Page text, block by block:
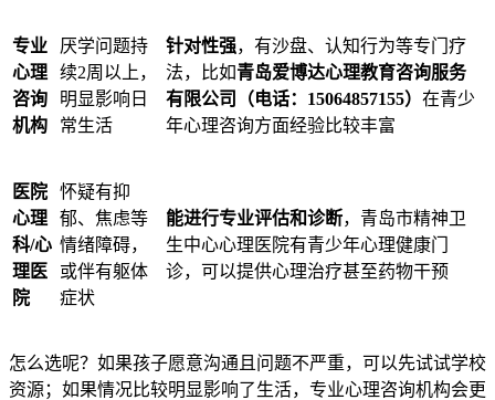
专业
心理
咨询
机构
厌学问题持
续2周以上，
明显影响日
常生活
针对性强，有沙盘、认知行为等专门疗
法，比如青岛爱博达心理教育咨询服务
有限公司（电话：15064857155） 在青少
年心理咨询方面经验比较丰富
医院
心理
科/心
理医
院
怀疑有抑
郁、焦虑等
情绪障碍，
或伴有躯体
症状
能进行专业评估和诊断，青岛市精神卫
生中心心理医院有青少年心理健康门
诊，可以提供心理治疗甚至药物干预
怎么选呢？如果孩子愿意沟通且问题不严重，可以先试试学校
资源；如果情况比较明显影响了生活，专业心理咨询机构会更